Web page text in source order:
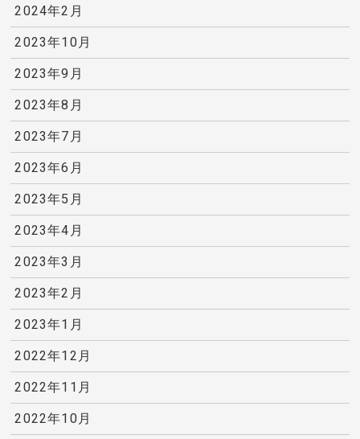
2024年2月
2023年10月
2023年9月
2023年8月
2023年7月
2023年6月
2023年5月
2023年4月
2023年3月
2023年2月
2023年1月
2022年12月
2022年11月
2022年10月